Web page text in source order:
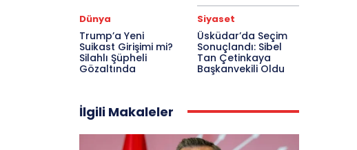
Dünya
Trump’a Yeni
Suikast Girişimi mi?
Silahlı Şüpheli
Gözaltında
Siyaset
Üsküdar’da Seçim
Sonuçlandı: Sibel
Tan Çetinkaya
Başkanvekili Oldu
İlgili Makaleler